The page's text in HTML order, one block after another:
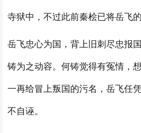
寺狱中，不过此前秦桧已将岳飞
岳飞忠心为国，背上旧刺尽忠报
铸为之动容。何铸觉得有冤情，
一再给冒上叛国的污名，岳飞任
不自诬。